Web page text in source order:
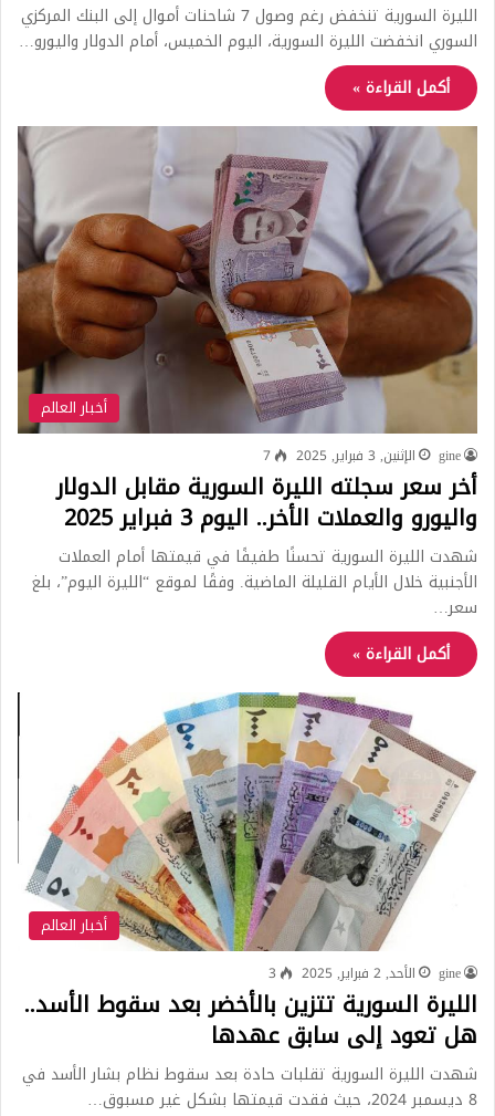
الليرة السورية تنخفض رغم وصول 7 شاحنات أموال إلى البنك المركزي
السوري انخفضت الليرة السورية، اليوم الخميس، أمام الدولار واليورو…
أكمل القراءة »
أخبار العالم
gine الإثنين, 3 فبراير, 2025 7
أخر سعر سجلته الليرة السورية مقابل الدولار
واليورو والعملات الأخر.. اليوم 3 فبراير 2025
شهدت الليرة السورية تحسنًا طفيفًا في قيمتها أمام العملات
الأجنبية خلال الأيام القليلة الماضية. وفقًا لموقع “الليرة اليوم”، بلغ
سعر…
أكمل القراءة »
أخبار العالم
gine الأحد, 2 فبراير, 2025 3
الليرة السورية تتزين بالأخضر بعد سقوط الأسد..
هل تعود إلى سابق عهدها
شهدت الليرة السورية تقلبات حادة بعد سقوط نظام بشار الأسد في
8 ديسمبر 2024، حيث فقدت قيمتها بشكل غير مسبوق…